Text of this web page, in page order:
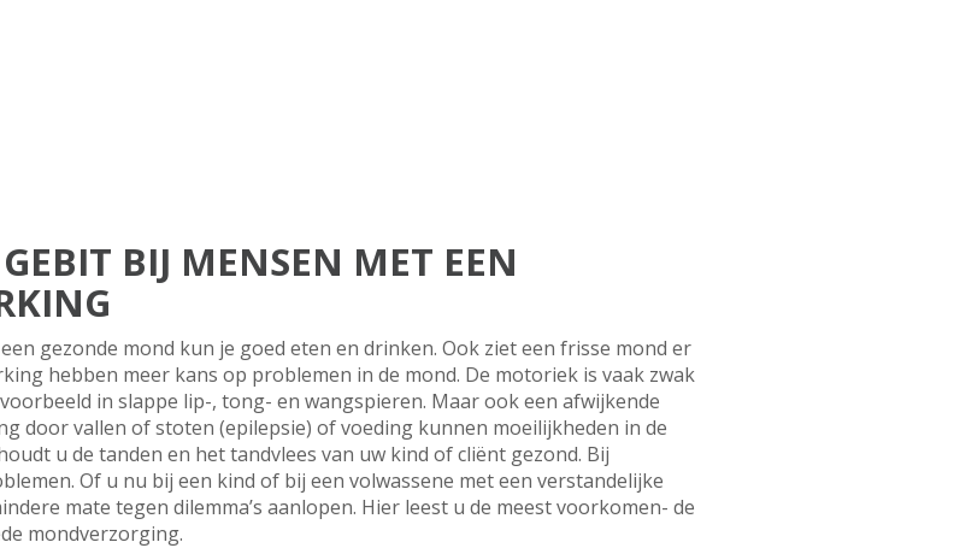
BIJ MENSEN MET EEN
gezonde mond kun je goed eten en drinken. Ook ziet een frisse mond er
hebben meer kans op problemen in de mond. De motoriek is vaak zwak
in slappe lip-, tong- en wangspieren. Maar ook een afwijkende
door vallen of stoten (epilepsie) of voeding kunnen moeilijkheden in de
u de tanden en het tandvlees van uw kind of cliënt gezond. Bij
Of u nu bij een kind of bij een volwassene met een verstandelijke
mate tegen dilemma’s aanlopen. Hier leest u de meest voorkomen- de
mondverzorging.